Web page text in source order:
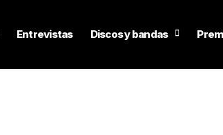
Entrevistas Discos y bandas